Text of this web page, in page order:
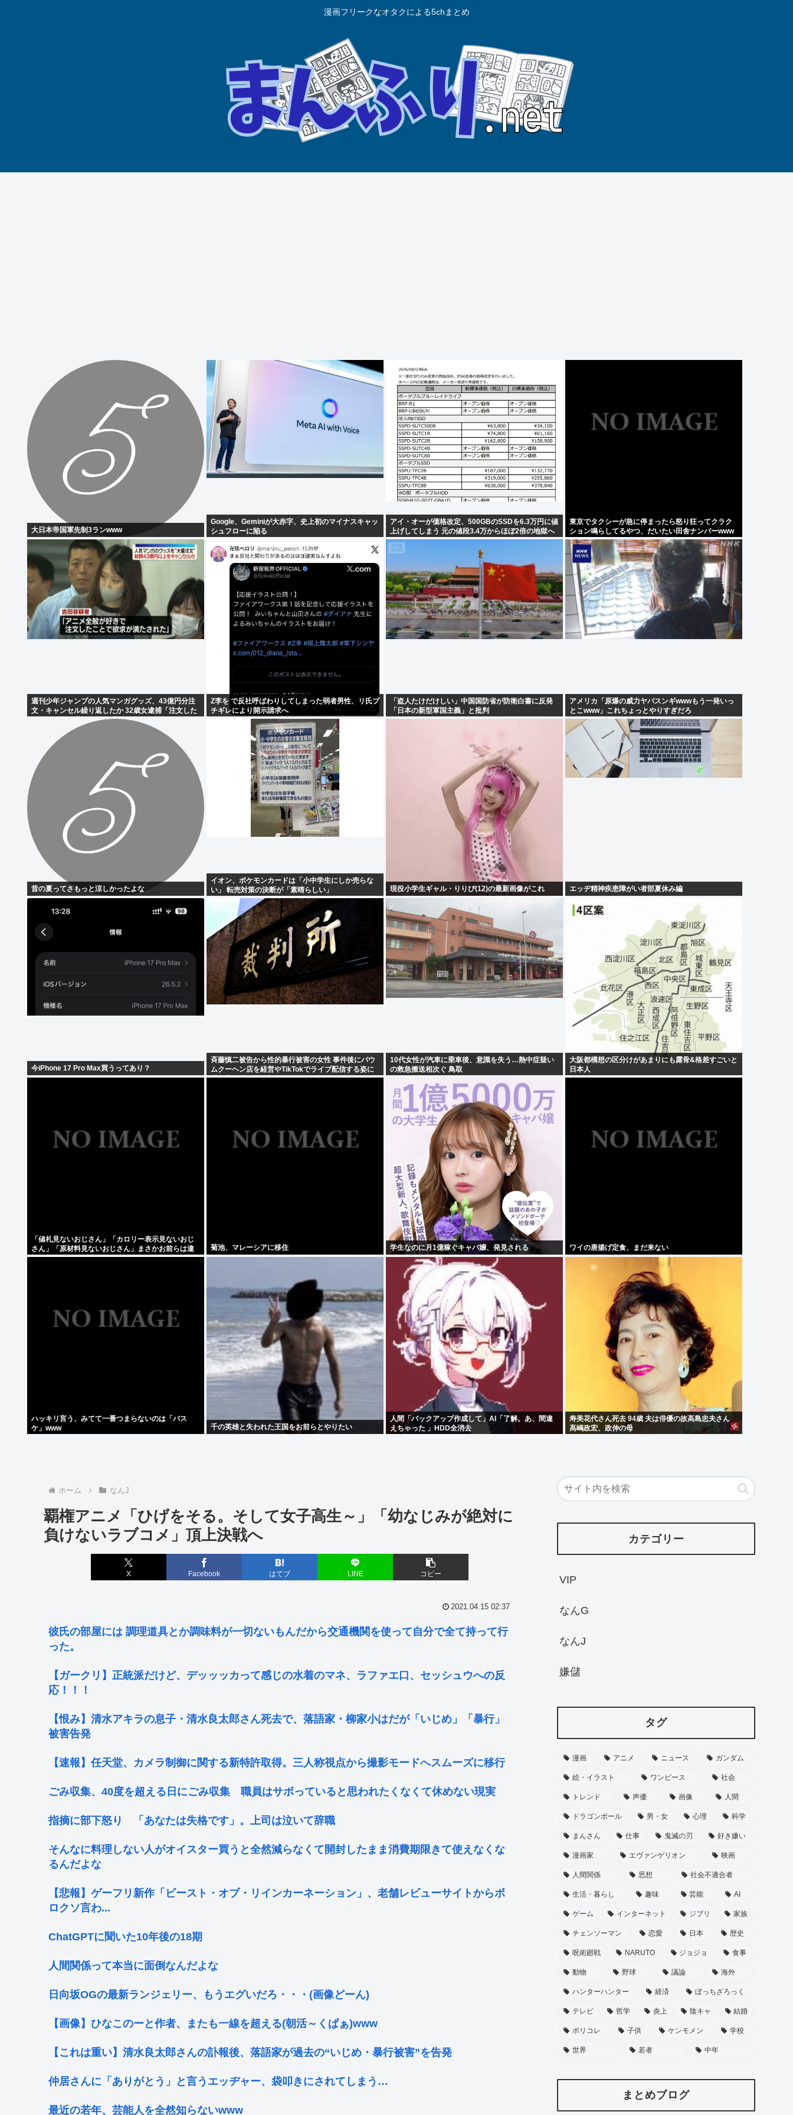
漫画フリークなオタクによる5chまとめ
大日本帝国軍先制3ランwww
Google、Geminiが大赤字、史上初のマイナスキャッ
シュフローに陥る
アイ・オーが価格改定、500GBのSSDを6.3万円に値
上げしてしまう 元の値段3.4万からほぼ2倍の地獄へ
東京でタクシーが急に停まったら怒り狂ってクラク
ション鳴らしてるやつ、だいたい田舎ナンバーwww
週刊少年ジャンプの人気マンガグッズ、43億円分注
文・キャンセル繰り返したか 32歳女逮捕「注文した
ことで欲求が満たされた」
Z李を で反社呼ばわりしてしまった弱者男性、リ氏ブ
チギレにより開示請求へ
「盗人たけだけしい」中国国防省が防衛白書に反発
「日本の新型軍国主義」と批判
アメリカ「原爆の威力ヤバスンギwwwもう一発いっ
とこwww」これちょっとやりすぎだろ
昔の夏ってさもっと涼しかったよな
イオン、ポケモンカードは「小中学生にしか売らな
い」 転売対策の決断が「素晴らしい」
現役小学生ギャル・りりぴ(12)の最新画像がこれ エッヂ精神疾患障がい者部夏休み編
今iPhone 17 Pro Max買うってあり？
斉藤慎二被告から性的暴行被害の女性 事件後にバウ
ムクーヘン店を経営やTikTokでライブ配信する姿に
「言葉にできない悔しさと怒り」
10代女性が汽車に乗車後、意識を失う…熱中症疑い
の救急搬送相次ぐ 鳥取
大阪都構想の区分けがあまりにも露骨&格差すごいと
日本人
「値札見ないおじさん」「カロリー表示見ないおじ
さん」「原材料見ないおじさん」まさかお前らは違
うよな？
菊池、マレーシアに移住 学生なのに月1億稼ぐキャバ嬢、発見される ワイの唐揚げ定食、まだ来ない
ハッキリ言う、みてて一番つまらないのは「バス
ケ」www
千の英雄と失われた王国をお前らとやりたい
人間「バックアップ作成して」AI「了解。あ、間違
えちゃった 」HDD全消去
寿美花代さん死去 94歳 夫は俳優の故高島忠夫さん
高嶋政宏、政伸の母
ホーム なんJ
覇権アニメ「ひげをそる。そして女子高生～」「幼なじみが絶対に
負けないラブコメ」頂上決戦へ
X Facebook はてブ LINE コピー
2021.04.15 02:37
彼氏の部屋には 調理道具とか調味料が一切ないもんだから交通機関を使って自分で全て持って行
った。
【ガークリ】正統派だけど、デッッッカって感じの水着のマネ、ラファエ口、セッシュウへの反
応！！！
【恨み】清水アキラの息子・清水良太郎さん死去で、落語家・柳家小はだが「いじめ」「暴行」
被害告発
【速報】任天堂、カメラ制御に関する新特許取得。三人称視点から撮影モードへスムーズに移行
ごみ収集、40度を超える日にごみ収集 職員はサボっていると思われたくなくて休めない現実
指摘に部下怒り 「あなたは失格です」。上司は泣いて辞職
そんなに料理しない人がオイスター買うと全然減らなくて開封したまま消費期限きて使えなくな
るんだよな
【悲報】ゲーフリ新作「ビースト・オブ・リインカーネーション」、老舗レビューサイトからボ
ロクソ言わ...
ChatGPTに聞いた10年後の18期
人間関係って本当に面倒なんだよな
日向坂OGの最新ランジェリー、もうエグいだろ・・・(画像どーん)
【画像】ひなこのーと作者、またも一線を超える(朝活～くぱぁ)www
【これは重い】清水良太郎さんの訃報後、落語家が過去の“いじめ・暴行被害”を告発
仲居さんに「ありがとう」と言うエッヂャー、袋叩きにされてしまう…
最近の若年、芸能人を全然知らないwww
カテゴリー
VIP
なんG
なんJ
嫌儲
タグ
漫画 アニメ ニュース ガンダム
絵・イラスト ワンピース 社会
トレンド 声優 画像 人間
ドラゴンボール 男・女 心理 科学
まんさん 仕事 鬼滅の刃 好き嫌い
漫画家 エヴァンゲリオン 映画
人間関係 思想 社会不適合者
生活・暮らし 趣味 芸能 AI
ゲーム インターネット ジブリ 家族
チェンソーマン 恋愛 日本 歴史
呪術廻戦 NARUTO ジョジョ 食事
動物 野球 議論 海外
ハンターハンター 経済 ぼっちざろっく
テレビ 哲学 炎上 陰キャ 結婚
ポリコレ 子供 ケンモメン 学校
世界 若者 中年
まとめブログ